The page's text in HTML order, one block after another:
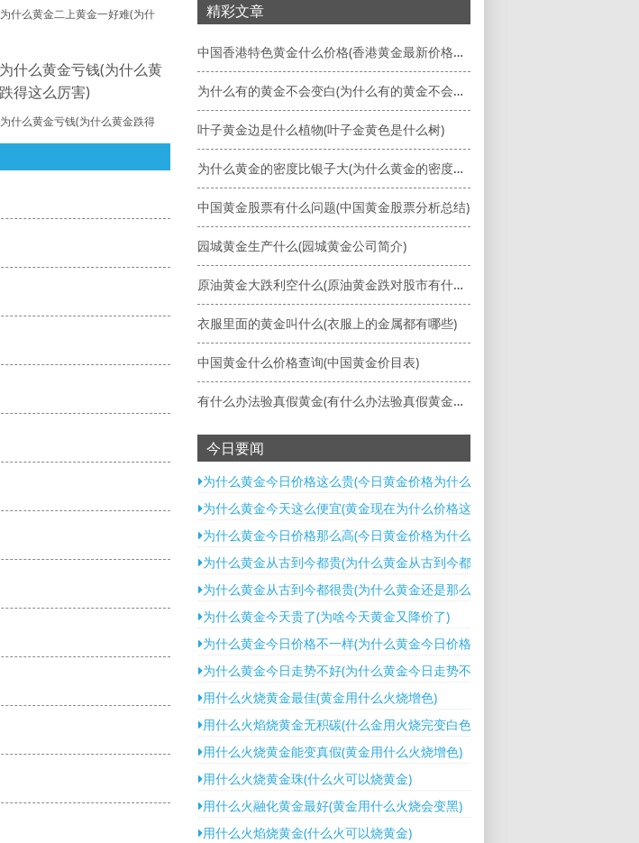
为什么黄金二上黄金一好难(为什
为什么黄金亏钱(为什么黄金跌得
精彩文章
中国香港特色黄金什么价格(香港黄金最新价格多少一克)
为什么有的黄金不会变白(为什么有的黄金不会变白呢)
叶子黄金边是什么植物(叶子金黄色是什么树)
为什么黄金的密度比银子大(为什么黄金的密度比银子大呢)
中国黄金股票有什么问题(中国黄金股票分析总结)
园城黄金生产什么(园城黄金公司简介)
原油黄金大跌利空什么(原油黄金跌对股市有什么影响)
衣服里面的黄金叫什么(衣服上的金属都有哪些)
中国黄金什么价格查询(中国黄金价目表)
有什么办法验真假黄金(有什么办法验真假黄金手镯)
今日要闻
为什么黄金今日价格这么贵(今日黄金价格为什么大涨)
为什么黄金今天这么便宜(黄金现在为什么价格这么高)
为什么黄金今日价格那么高(今日黄金价格为什么上涨那么多)
为什么黄金从古到今都贵(为什么黄金从古到今都贵了)
为什么黄金从古到今都很贵(为什么黄金还是那么贵)
为什么黄金今天贵了(为啥今天黄金又降价了)
为什么黄金今日价格不一样(为什么黄金今日价格不一样呢)
为什么黄金今日走势不好(为什么黄金今日走势不好的原因)
用什么火烧黄金最佳(黄金用什么火烧增色)
用什么火焰烧黄金无积碳(什么金用火烧完变白色)
用什么火烧黄金能变真假(黄金用什么火烧增色)
用什么火烧黄金珠(什么火可以烧黄金)
用什么火融化黄金最好(黄金用什么火烧会变黑)
用什么火焰烧黄金(什么火可以烧黄金)